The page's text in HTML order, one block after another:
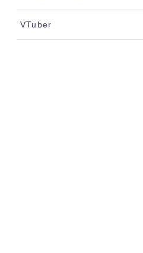
VTuber